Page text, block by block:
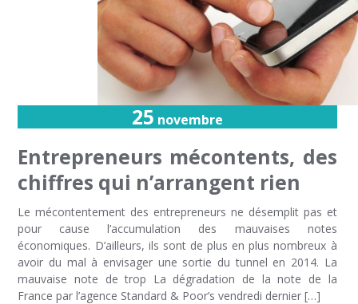
25 novembre
Entrepreneurs mécontents, des
chiffres qui n’arrangent rien
Le mécontentement des entrepreneurs ne désemplit pas et
pour cause l’accumulation des mauvaises notes
économiques. D’ailleurs, ils sont de plus en plus nombreux à
avoir du mal à envisager une sortie du tunnel en 2014. La
mauvaise note de trop La dégradation de la note de la
France par l’agence Standard & Poor’s vendredi dernier […]